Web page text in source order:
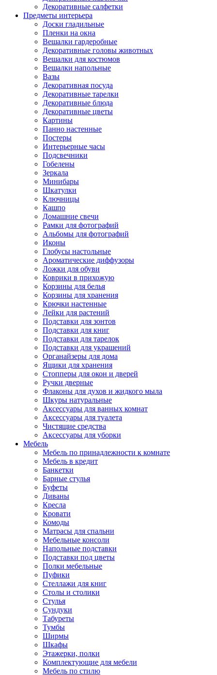
Декоративные салфетки
Предметы интерьера
Доски гладильные
Пленки на окна
Вешалки гардеробные
Декоративные головы животных
Вешалки для костюмов
Вешалки напольные
Вазы
Декоративная посуда
Декоративные тарелки
Декоративные блюда
Декоративные цветы
Картины
Панно настенные
Постеры
Интерьерные часы
Подсвечники
Гобелены
Зеркала
Минибары
Шкатулки
Ключницы
Кашпо
Домашние свечи
Рамки для фотографий
Альбомы для фотографий
Иконы
Глобусы настольные
Ароматические диффузоры
Ложки для обуви
Коврики в прихожую
Корзины для белья
Корзины для хранения
Крючки настенные
Лейки для растений
Подставки для зонтов
Подставки для книг
Подставки для тарелок
Подставки для украшений
Органайзеры для дома
Ящики для хранения
Стопперы для окон и дверей
Ручки дверные
Флаконы для духов и жидкого мыла
Шкуры натуральные
Аксессуары для ванных комнат
Аксессуары для туалета
Чистящие средства
Аксессуары для уборки
Мебель
Мебель по принадлежности к комнате
Мебель в кредит
Банкетки
Барные стулья
Буфеты
Диваны
Кресла
Кровати
Комоды
Матрасы для спальни
Мебельные консоли
Напольные подставки
Подставки под цветы
Полки мебельные
Пуфики
Стеллажи для книг
Столы и столики
Стулья
Сундуки
Табуреты
Тумбы
Ширмы
Шкафы
Этажерки, полки
Комплектующие для мебели
Мебель по стилю